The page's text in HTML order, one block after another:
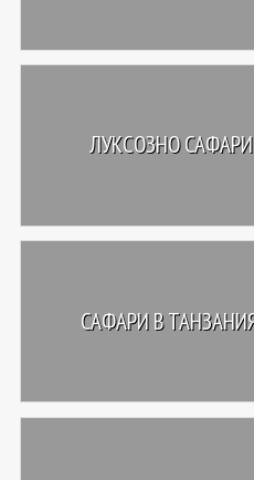
ЛУКСОЗНО
САФАРИ В